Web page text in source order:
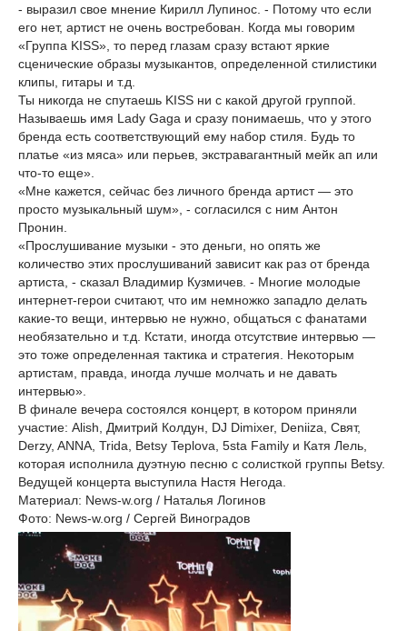
- выразил свое мнение Кирилл Лупинос. - Потому что если
его нет, артист не очень востребован. Когда мы говорим
«Группа KISS», то перед глазам сразу встают яркие
сценические образы музыкантов, определенной стилистики
клипы, гитары и т.д.
Ты никогда не спутаешь KISS ни с какой другой группой.
Называешь имя Lady Gaga и сразу понимаешь, что у этого
бренда есть соответствующий ему набор стиля. Будь то
платье «из мяса» или перьев, экстравагантный мейк ап или
что-то еще».
«Мне кажется, сейчас без личного бренда артист — это
просто музыкальный шум», - согласился с ним Антон
Пронин.
«Прослушивание музыки - это деньги, но опять же
количество этих прослушиваний зависит как раз от бренда
артиста, - сказал Владимир Кузмичев. - Многие молодые
интернет-герои считают, что им немножко западло делать
какие-то вещи, интервью не нужно, общаться с фанатами
необязательно и т.д. Кстати, иногда отсутствие интервью —
это тоже определенная тактика и стратегия. Некоторым
артистам, правда, иногда лучше молчать и не давать
интервью».
В финале вечера состоялся концерт, в котором приняли
участие: Alish, Дмитрий Колдун, DJ Dimixer, Deniiza, Свят,
Derzy, ANNA, Trida, Betsy Teplova, 5sta Family и Катя Лель,
которая исполнила дуэтную песню с солисткой группы Betsy.
Ведущей концерта выступила Настя Негода.
Материал: News-w.org / Наталья Логинов
Фото: News-w.org / Сергей Виноградов